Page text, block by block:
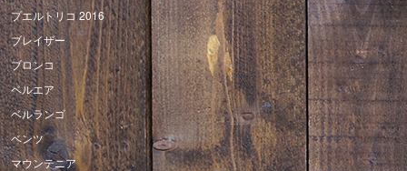
プエルトリコ 2016
ブレイザー
ブロンコ
ベルエア
ベルランゴ
ベンツ
マウンテニア